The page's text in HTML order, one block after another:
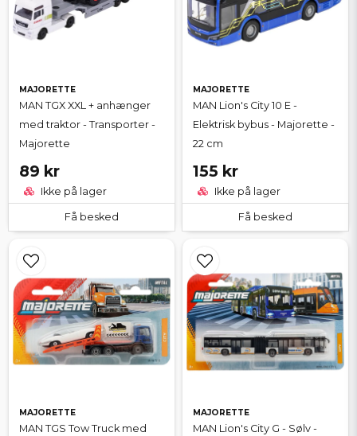
MAJORETTE
MAN TGX XXL + anhænger
med traktor - Transporter -
Majorette
89 kr
Ikke på lager
Få besked
MAJORETTE
MAN Lion's City 10 E -
Elektrisk bybus - Majorette -
22 cm
155 kr
Ikke på lager
Få besked
MAJORETTE
MAN TGS Tow Truck med
MAJORETTE
MAN Lion's City G - Sølv -